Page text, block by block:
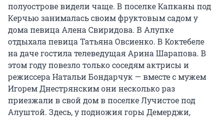
полуострове видели чаще. В поселке Капканы под
Керчью занималась своим фруктовым садом у
дома певица Алена Свиридова. В Алупке
отдыхала певица Татьяна Овсиенко. В Коктебеле
на даче гостила телеведущая Арина Шарапова. В
этом году повезло только соседям актрисы и
режиссера Натальи Бондарчук — вместе с мужем
Игорем Днестрянским они несколько раз
приезжали в свой дом в поселке Лучистое под
Алуштой. Здесь, у подножия горы Демерджи,